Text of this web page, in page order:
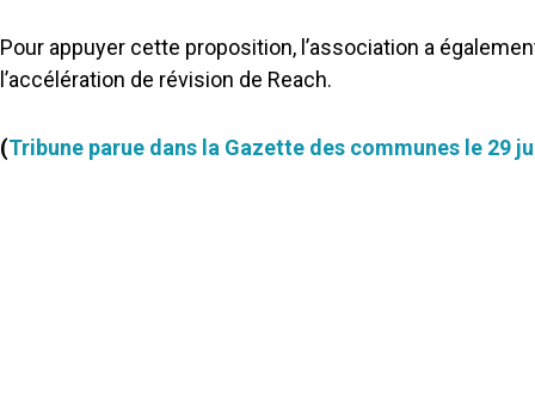
Pour appuyer cette proposition, l’association a
l’accélération de révision de Reach.
(Tribune parue dans la Gazette des communes le 29